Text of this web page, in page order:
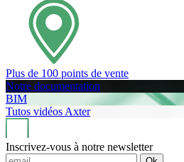
Plus de 100 points de vente
Notre documentation
BIM
Tutos vidéos Axter
Inscrivez-vous à notre newsletter